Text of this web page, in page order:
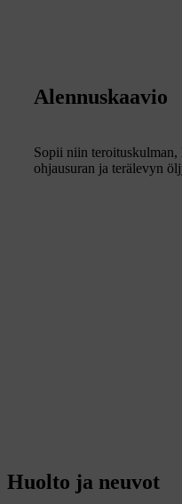
Alennuskaavio
Sopii niin
ohjausuran ja terälevyn
Huolto ja neuvot